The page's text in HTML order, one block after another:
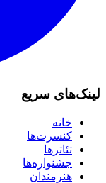
لینک‌های سریع
خانه
کنسرت‌ها
تئاترها
جشنواره‌ها
هنرمندان